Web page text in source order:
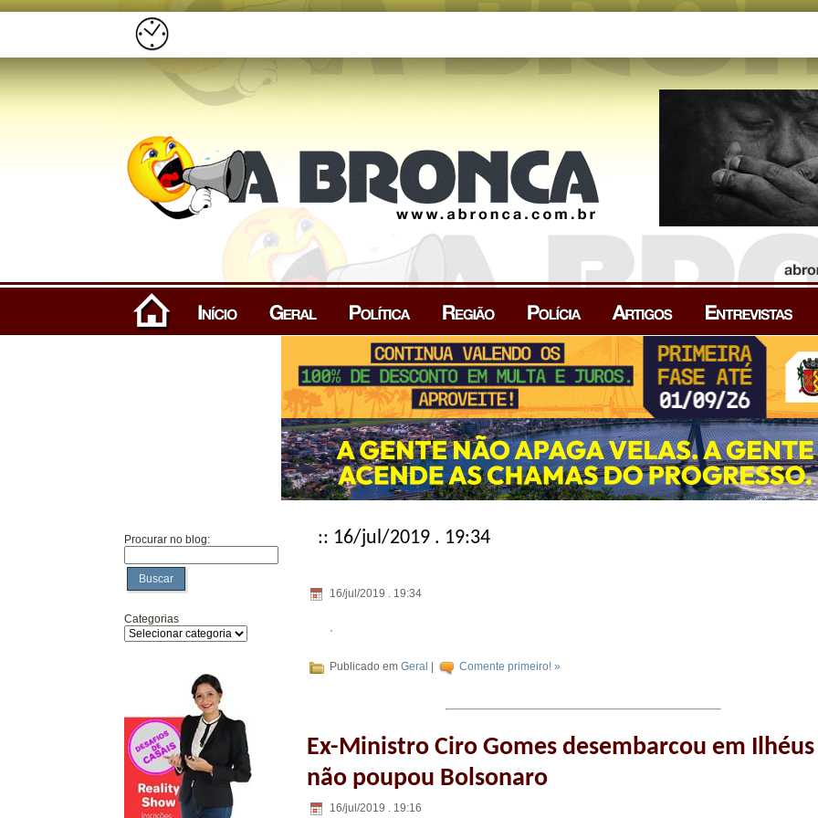
Procurar no blog:
Buscar
Categorias
:: 16/jul/2019 . 19:34
16/jul/2019 . 19:34
Publicado em Geral | Comente primeiro! »
Ex-Ministro Ciro Gomes desembarcou em Ilhéus
não poupou Bolsonaro
16/jul/2019 . 19:16